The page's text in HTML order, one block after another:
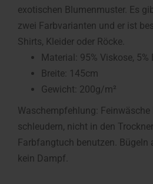
exotischen Blumenmuster. Es
zwei Farbvarianten und er ist
Shirts, Kleider oder Röcke.
Material: 95% Viskose, 5%
Breite: 145cm
Gewicht: 200g/m²
Waschempfehlung: Feinwäsche
schleudern, nicht in den
Farbfangtuch benutzen. Bügeln
kein Dampf.